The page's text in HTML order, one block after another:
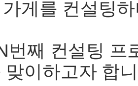
게를 컨설팅
번째 컨설팅 프
맞이하고자 합